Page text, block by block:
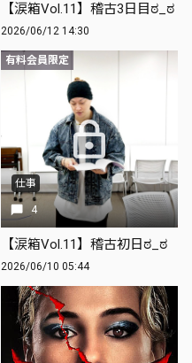
【涙箱Vol.11】稽古3日目ಠ_ಠ
2026/06/12 14:30
有料会員限定
仕事
4
【涙箱Vol.11】稽古初日ಠ_ಠ
2026/06/10 05:44